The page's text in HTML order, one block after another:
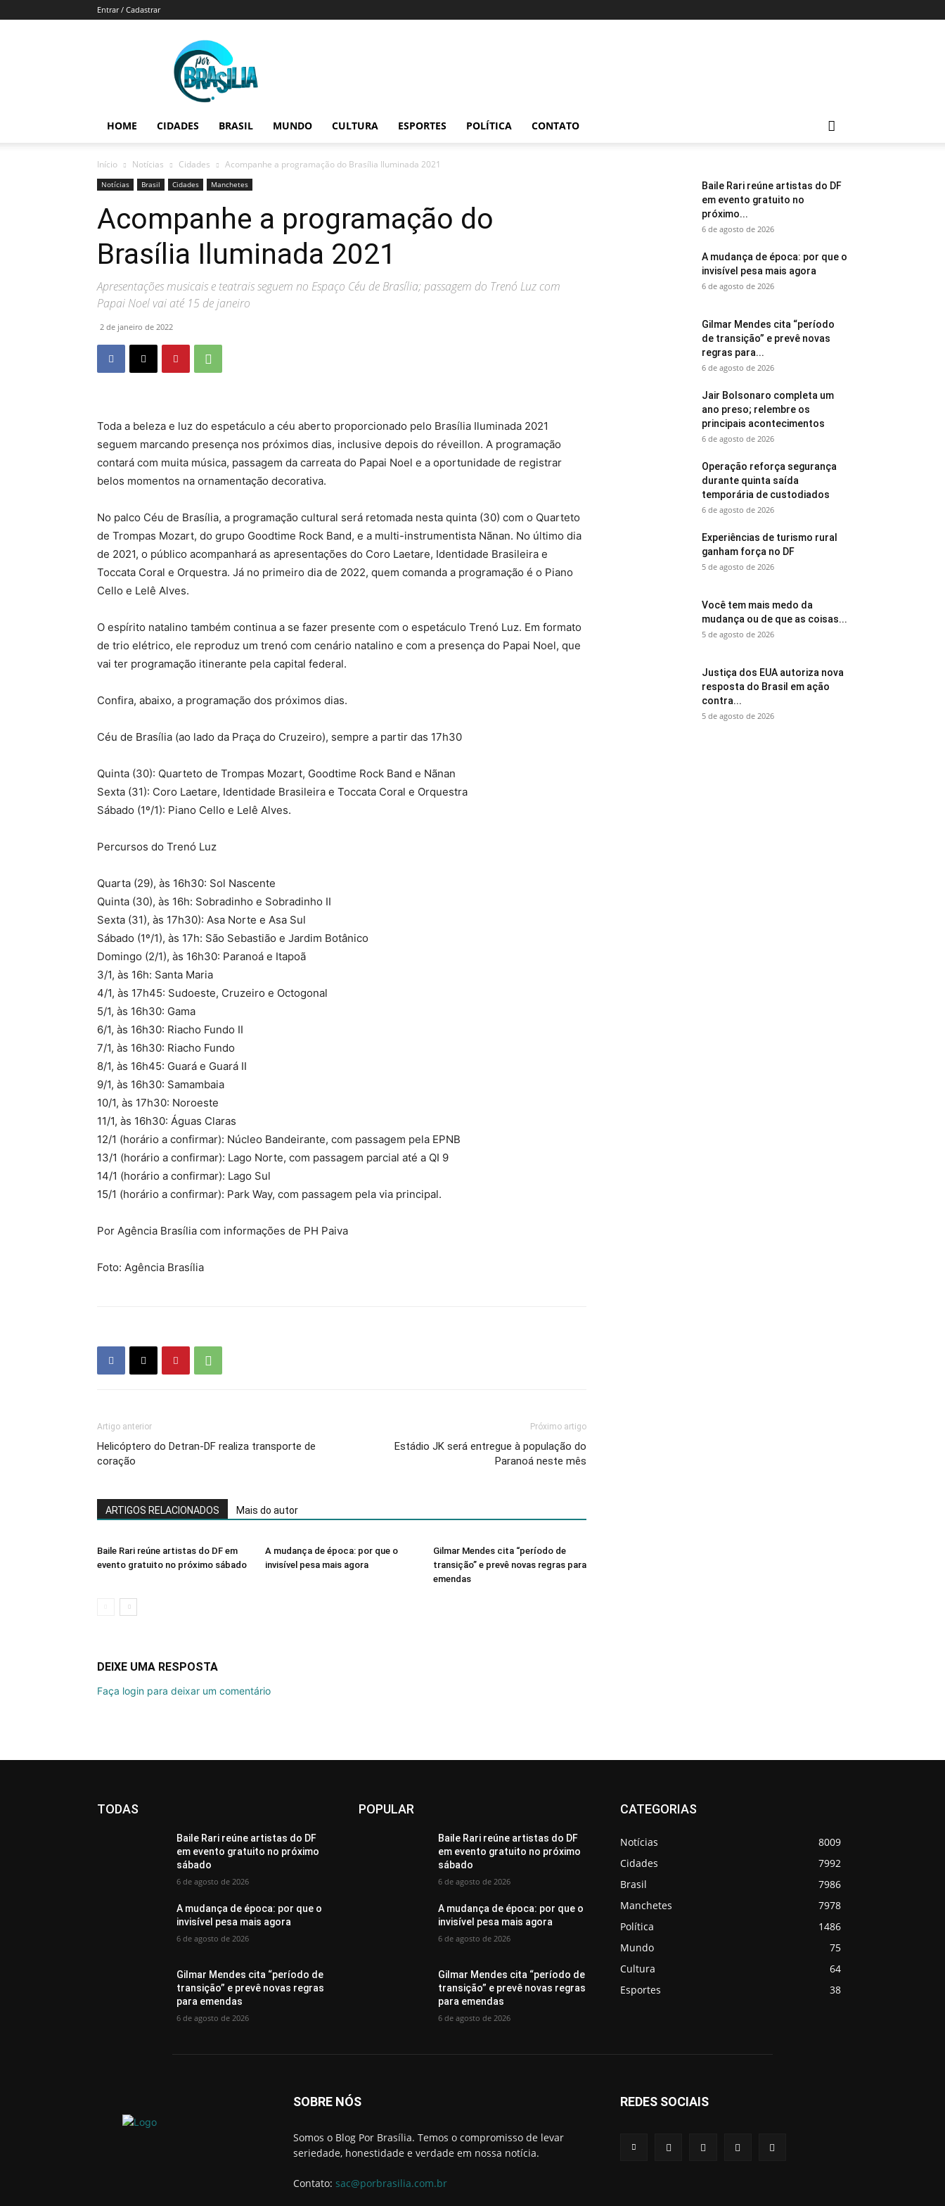
Entrar / Cadastrar
Por
Brasília
HOME CIDADES BRASIL MUNDO CULTURA ESPORTES POLÍTICA CONTATO
Início Notícias Cidades Acompanhe a programação do Brasília Iluminada 2021
Notícias Brasil Cidades Manchetes
Acompanhe a programação do
Brasília Iluminada 2021
Apresentações musicais e teatrais seguem no Espaço Céu de Brasília; passagem do Trenó Luz com
Papai Noel vai até 15 de janeiro
2 de janeiro de 2022
Toda a beleza e luz do espetáculo a céu aberto proporcionado pelo Brasília Iluminada 2021
seguem marcando presença nos próximos dias, inclusive depois do réveillon. A programação
contará com muita música, passagem da carreata do Papai Noel e a oportunidade de registrar
belos momentos na ornamentação decorativa.
No palco Céu de Brasília, a programação cultural será retomada nesta quinta (30) com o Quarteto
de Trompas Mozart, do grupo Goodtime Rock Band, e a multi-instrumentista Nãnan. No último dia
de 2021, o público acompanhará as apresentações do Coro Laetare, Identidade Brasileira e
Toccata Coral e Orquestra. Já no primeiro dia de 2022, quem comanda a programação é o Piano
Cello e Lelê Alves.
O espírito natalino também continua a se fazer presente com o espetáculo Trenó Luz. Em formato
de trio elétrico, ele reproduz um trenó com cenário natalino e com a presença do Papai Noel, que
vai ter programação itinerante pela capital federal.
Confira, abaixo, a programação dos próximos dias.
Céu de Brasília (ao lado da Praça do Cruzeiro), sempre a partir das 17h30
Quinta (30): Quarteto de Trompas Mozart, Goodtime Rock Band e Nãnan
Sexta (31): Coro Laetare, Identidade Brasileira e Toccata Coral e Orquestra
Sábado (1º/1): Piano Cello e Lelê Alves.
Percursos do Trenó Luz
Quarta (29), às 16h30: Sol Nascente
Quinta (30), às 16h: Sobradinho e Sobradinho II
Sexta (31), às 17h30): Asa Norte e Asa Sul
Sábado (1º/1), às 17h: São Sebastião e Jardim Botânico
Domingo (2/1), às 16h30: Paranoá e Itapoã
3/1, às 16h: Santa Maria
4/1, às 17h45: Sudoeste, Cruzeiro e Octogonal
5/1, às 16h30: Gama
6/1, às 16h30: Riacho Fundo II
7/1, às 16h30: Riacho Fundo
8/1, às 16h45: Guará e Guará II
9/1, às 16h30: Samambaia
10/1, às 17h30: Noroeste
11/1, às 16h30: Águas Claras
12/1 (horário a confirmar): Núcleo Bandeirante, com passagem pela EPNB
13/1 (horário a confirmar): Lago Norte, com passagem parcial até a QI 9
14/1 (horário a confirmar): Lago Sul
15/1 (horário a confirmar): Park Way, com passagem pela via principal.
Por Agência Brasília com informações de PH Paiva
Foto: Agência Brasília
Artigo anterior
Helicóptero do Detran-DF realiza transporte de
coração
Próximo artigo
Estádio JK será entregue à população do
Paranoá neste mês
ARTIGOS RELACIONADOS Mais do autor
Baile Rari reúne artistas do DF em
evento gratuito no próximo sábado
A mudança de época: por que o
invisível pesa mais agora
Gilmar Mendes cita “período de
transição” e prevê novas regras para
emendas
DEIXE UMA RESPOSTA
Faça login para deixar um comentário
Baile Rari reúne artistas do DF
em evento gratuito no
próximo...
6 de agosto de 2026
A mudança de época: por que o
invisível pesa mais agora
6 de agosto de 2026
Gilmar Mendes cita “período
de transição” e prevê novas
regras para...
6 de agosto de 2026
Jair Bolsonaro completa um
ano preso; relembre os
principais acontecimentos
6 de agosto de 2026
Operação reforça segurança
durante quinta saída
temporária de custodiados
6 de agosto de 2026
Experiências de turismo rural
ganham força no DF
5 de agosto de 2026
Você tem mais medo da
mudança ou de que as coisas...
5 de agosto de 2026
Justiça dos EUA autoriza nova
resposta do Brasil em ação
contra...
5 de agosto de 2026
TODAS
Baile Rari reúne artistas do DF
em evento gratuito no próximo
sábado
6 de agosto de 2026
A mudança de época: por que o
invisível pesa mais agora
6 de agosto de 2026
Gilmar Mendes cita “período de
transição” e prevê novas regras
para emendas
6 de agosto de 2026
POPULAR
Baile Rari reúne artistas do DF
em evento gratuito no próximo
sábado
6 de agosto de 2026
A mudança de época: por que o
invisível pesa mais agora
6 de agosto de 2026
Gilmar Mendes cita “período de
transição” e prevê novas regras
para emendas
6 de agosto de 2026
CATEGORIAS
Notícias
8009
Cidades
7992
Brasil
7986
Manchetes
7978
Política
1486
Mundo
75
Cultura
64
Esportes
38
SOBRE NÓS
Somos o Blog Por Brasília. Temos o compromisso de levar
seriedade, honestidade e verdade em nossa notícia.
Contato: sac@porbrasilia.com.br
REDES SOCIAIS